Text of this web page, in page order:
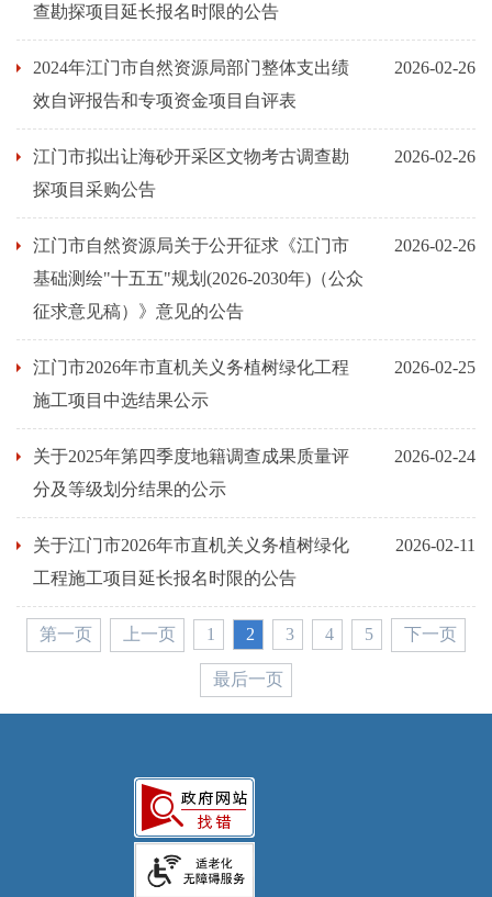
查勘探项目延长报名时限的公告
2024年江门市自然资源局部门整体支出绩
效自评报告和专项资金项目自评表
2026-02-26
江门市拟出让海砂开采区文物考古调查勘
探项目采购公告
2026-02-26
江门市自然资源局关于公开征求《江门市
基础测绘"十五五"规划(2026-2030年)（公众
征求意见稿）》意见的公告
2026-02-26
江门市2026年市直机关义务植树绿化工程
施工项目中选结果公示
2026-02-25
关于2025年第四季度地籍调查成果质量评
分及等级划分结果的公示
2026-02-24
关于江门市2026年市直机关义务植树绿化
工程施工项目延长报名时限的公告
2026-02-11
第一页 上一页 1 2 3 4 5 下一页
最后一页